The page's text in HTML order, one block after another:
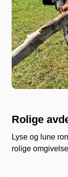
Rolige
Lyse og lune
rolige